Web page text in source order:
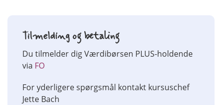
Tilmelding og betaling
Du tilmelder dig Værdibørsen PLUS-holdende
via FO
For yderligere spørgsmål kontakt kursuschef
Jette Bach